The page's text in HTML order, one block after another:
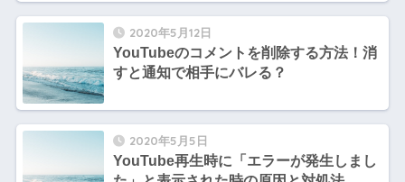
2020年5月12日
YouTubeのコメントを削除する方法！消
すと通知で相手にバレる？
2020年5月5日
YouTube再生時に「エラーが発生しまし